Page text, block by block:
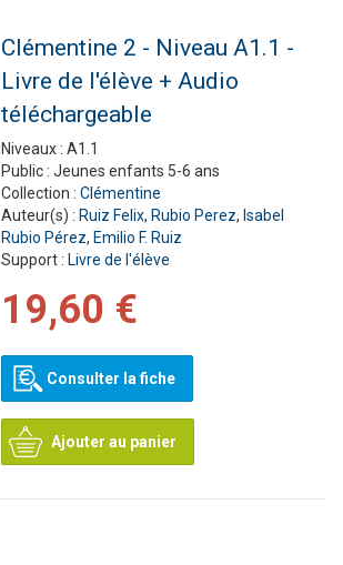
Clémentine 2 - Niveau A1.1 -
Livre de l'élève + Audio
téléchargeable
Niveaux : A1.1
Public : Jeunes enfants 5-6 ans
Collection : Clémentine
Auteur(s) : Ruiz Felix, Rubio Perez, Isabel
Rubio Pérez, Emilio F. Ruiz
Support : Livre de l'élève
19,60 €
Consulter la fiche
Ajouter au panier